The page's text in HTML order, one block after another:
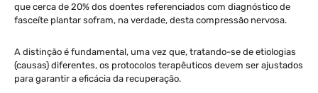
que cerca de 20% dos doentes referenciados com diagnóstico de
fasceíte plantar sofram, na verdade, desta compressão nervosa.
A distinção é fundamental, uma vez que, tratando-se de etiologias
(causas) diferentes, os protocolos terapêuticos devem ser ajustados
para garantir a eficácia da recuperação.